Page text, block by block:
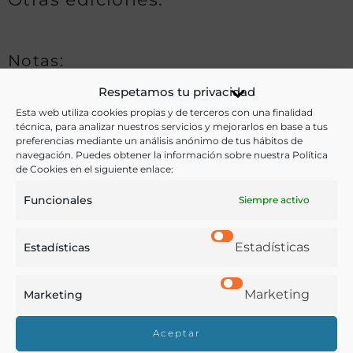
Respetamos tu privacidad
Esta web utiliza cookies propias y de terceros con una finalidad
técnica, para analizar nuestros servicios y mejorarlos en base a tus
preferencias mediante un análisis anónimo de tus hábitos de
navegación. Puedes obtener la información sobre nuestra Política
de Cookies en el siguiente enlace:
Funcionales Siempre activo
Estadísticas Estadísticas
Marketing Marketing
Aceptar
Notas:
Ver más libros de estas materias:
Agricultura,Historia